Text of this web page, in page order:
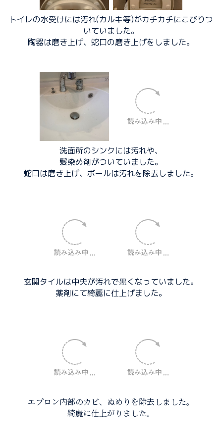
トイレの水受けには汚れ(カルキ等)がカチカチにこびりつ
いていました。
陶器は磨き上げ、蛇口の磨き上げをしました。
洗面所のシンクには汚れや、
髪染め剤がついていました。
蛇口は磨き上げ、ボールは汚れを除去しました。
玄関タイルは中央が汚れで黒くなっていました。
薬剤にて綺麗に仕上げました。
エプロン内部のカビ、ぬめりを除去しました。
綺麗に仕上がりました。